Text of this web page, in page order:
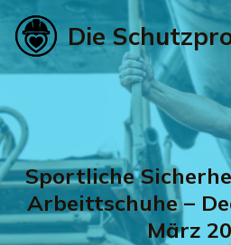
Die
Sportliche
Arbeittschuhe –
März